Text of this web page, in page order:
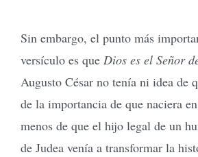
Sin embargo, el punto más
versículo es que Dios es el Señor
Augusto César no tenía ni idea de
de la importancia de que naciera
menos de que el hijo legal de un
de Judea venía a transformar la